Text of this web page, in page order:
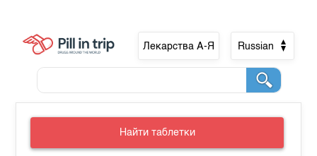
Лекарства А-Я Russian
Найти таблетки